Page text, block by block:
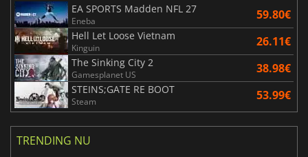
EA SPORTS Madden NFL 27
Eneba 59.80€
Hell Let Loose Vietnam
Kinguin 26.11€
The Sinking City 2
Gamesplanet US 38.98€
STEINS;GATE RE BOOT
Steam 53.99€
TRENDING NU